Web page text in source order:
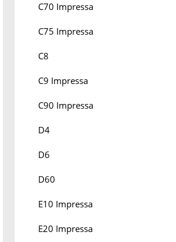
C70 Impressa
C75 Impressa
C8
C9 Impressa
C90 Impressa
D4
D6
D60
E10 Impressa
E20 Impressa